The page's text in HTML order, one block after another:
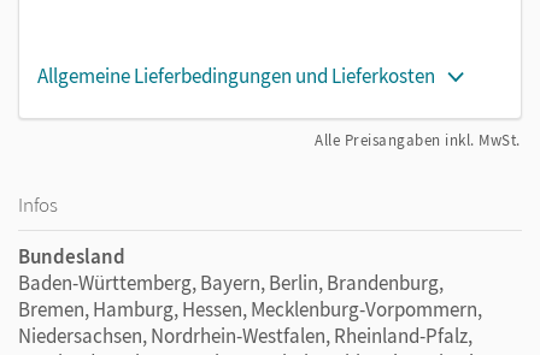
Allgemeine Lieferbedingungen und Lieferkosten
Alle Preisangaben inkl. MwSt.
Infos
Bundesland
Baden-Württemberg, Bayern, Berlin, Brandenburg,
Bremen, Hamburg, Hessen, Mecklenburg-Vorpommern,
Niedersachsen, Nordrhein-Westfalen, Rheinland-Pfalz,